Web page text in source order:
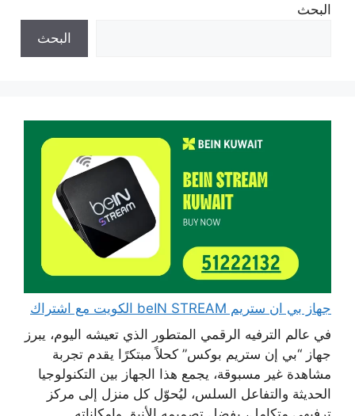
البحث
البحث
جهاز بي ان ستريم beIN STREAM الكويت مع اشتراك
في عالم الترفيه الرقمي المتطور الذي تعيشه اليوم، يبرز
جهاز “بي إن ستريم بوكس” كحلاً مبتكرًا يقدم تجربة
مشاهدة غير مسبوقة، يجمع هذا الجهاز بين التكنولوجيا
الحديثة والتفاعل السلس، ليُحوّل كل منزل إلى مركز